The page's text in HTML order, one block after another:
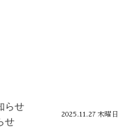
らせ
せ
2025.11.27 木曜日